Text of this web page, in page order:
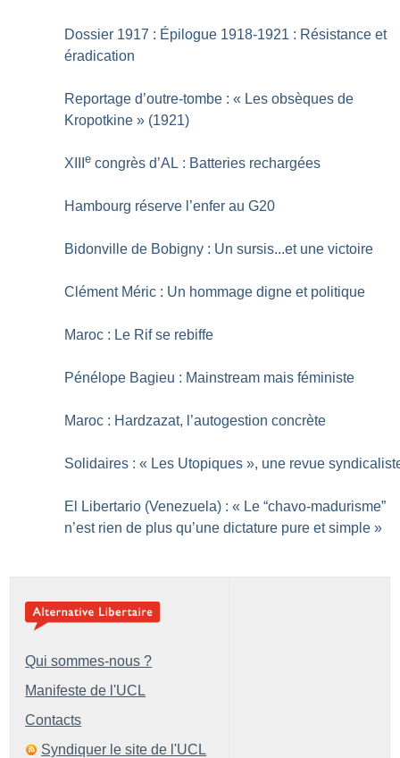
Dossier 1917 : Épilogue 1918-1921 : Résistance et
éradication
Reportage d’outre-tombe : « Les obsèques de
Kropotkine » (1921)
XIIIe congrès d’AL : Batteries rechargées
Hambourg réserve l’enfer au G20
Bidonville de Bobigny : Un sursis...et une victoire
Clément Méric : Un hommage digne et politique
Maroc : Le Rif se rebiffe
Pénélope Bagieu : Mainstream mais féministe
Maroc : Hardzazat, l’autogestion concrète
Solidaires : « Les Utopiques », une revue
El Libertario (Venezuela) : « Le “chavo-madurisme”
n’est rien de plus qu’une dictature pure et simple »
Qui sommes-nous ?
Manifeste de l'UCL
Contacts
Syndiquer le site de l'UCL